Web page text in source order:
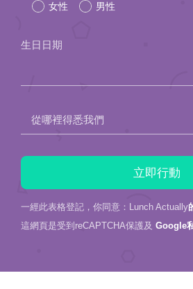
this 女性 男性
生日日期
從哪裡得悉我們
一經此表格登記，你同意：Lunch Actually
這網頁是受到reCAPTCHA保護及 Google